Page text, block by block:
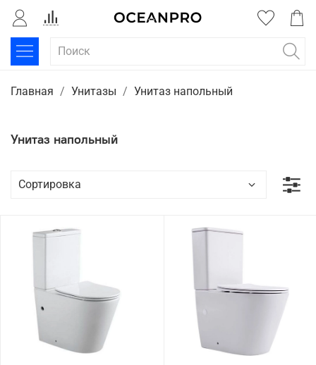
Главная Унитазы Унитаз напольный
Унитаз напольный